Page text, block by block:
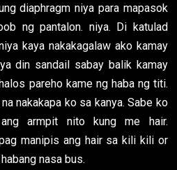
diaphragm niya para mapasok
ng pantalon. niya. Di katulad
kaya nakakagalaw ako kamay
din sandail sabay balik kamay
pareho kame ng haba ng titi.
nakakapa ko sa kanya. Sabe ko
armpit nito kung me hair.
manipis ang hair sa kili kili or
nasa bus.